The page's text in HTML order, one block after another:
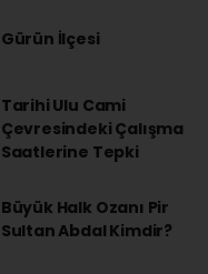
Gürün İlçesi
Tarihi Ulu Cami
Çevresindeki Çalışma
Saatlerine Tepki
Büyük Halk Ozanı Pir
Sultan Abdal Kimdir?